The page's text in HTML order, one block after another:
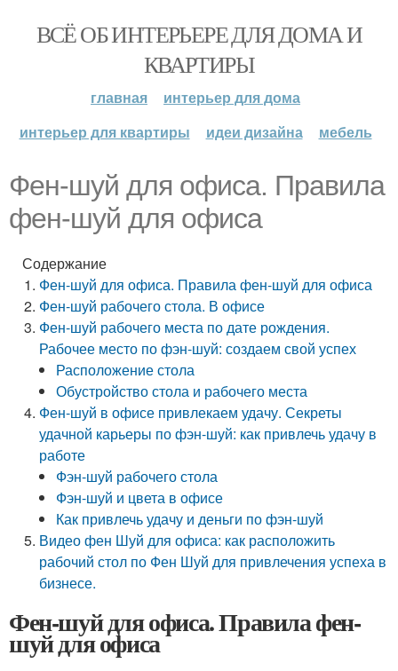
ВСЁ ОБ ИНТЕРЬЕРЕ ДЛЯ ДОМА И
КВАРТИРЫ
главная
интерьер для дома
интерьер для квартиры
идеи дизайна мебель
Фен-шуй для офиса. Правила
фен-шуй для офиса
Содержание
Фен-шуй для офиса. Правила фен-шуй для офиса
Фен-шуй рабочего стола. В офисе
Фен-шуй рабочего места по дате рождения.
Рабочее место по фэн-шуй: создаем свой успех
Расположение стола
Обустройство стола и рабочего места
Фен-шуй в офисе привлекаем удачу. Секреты
удачной карьеры по фэн-шуй: как привлечь удачу в
работе
Фэн-шуй рабочего стола
Фэн-шуй и цвета в офисе
Как привлечь удачу и деньги по фэн-шуй
Видео фен Шуй для офиса: как расположить
рабочий стол по Фен Шуй для привлечения успеха в
бизнесе.
Фен-шуй для офиса. Правила фен-
шуй для офиса